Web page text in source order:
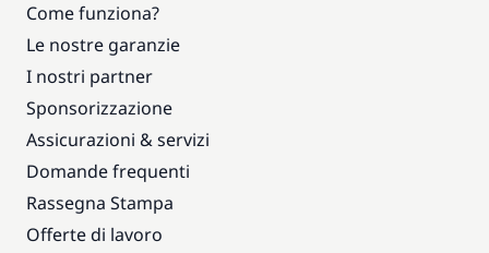
Come funziona?
Le nostre garanzie
I nostri partner
Sponsorizzazione
Assicurazioni & servizi
Domande frequenti
Rassegna Stampa
Offerte di lavoro